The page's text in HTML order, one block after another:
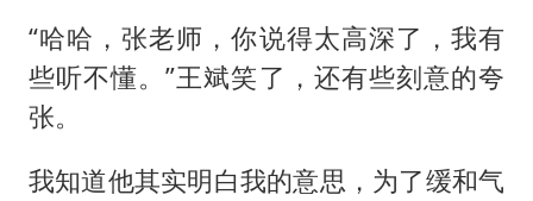
“哈哈，张老师，你说得太高深了，我有
些听不懂。”王斌笑了，还有些刻意的夸
张。
我知道他其实明白我的意思，为了缓和气